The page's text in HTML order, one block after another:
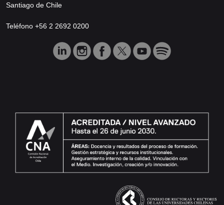
Santiago de Chile
Teléfono +56 2 2692 0200